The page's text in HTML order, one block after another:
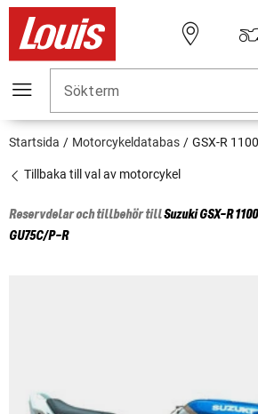
Sökterm
Startsida Motorcykeldatabas GSX-R
Tillbaka till val av motorcykel
Reservdelar och tillbehör tillSuzukiGSX-R
GU75C/P-R